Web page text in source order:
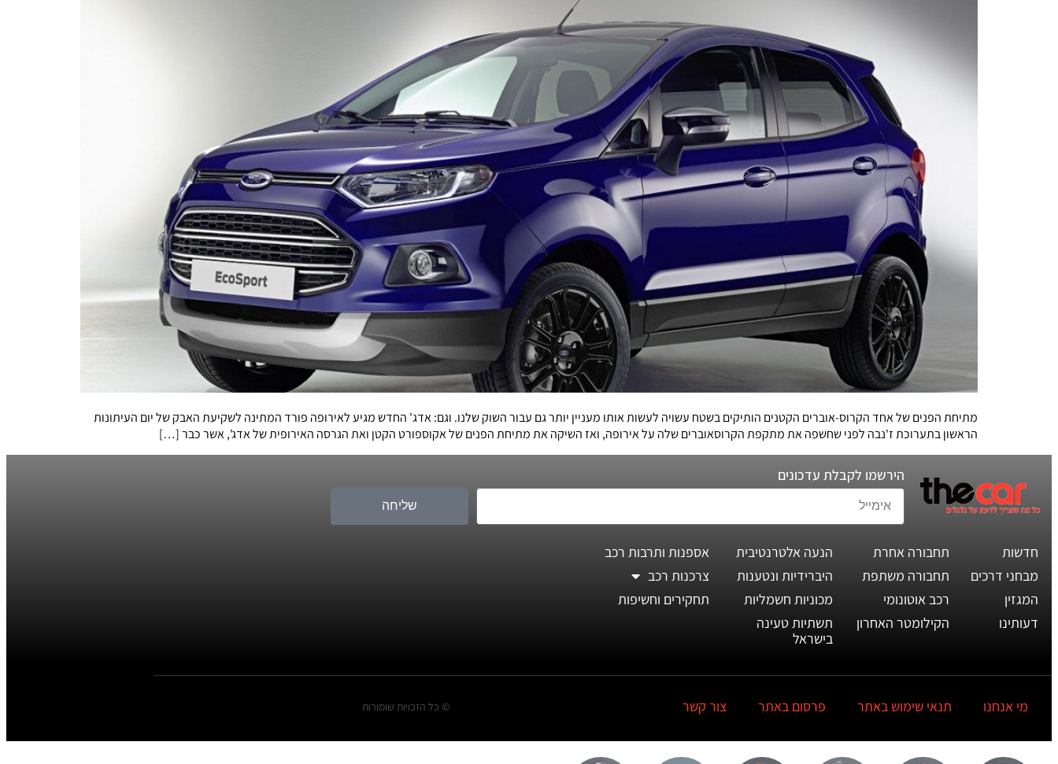
מתיחת הפנים של אחד הקרוס-אוברים הקטנים הותיקים בשטח עשויה לעשות אותו מעניין יותר גם עבור השוק שלנו. וגם: אדג' החדש מגיע לאירופה פורד המתינה לשקיעת האבק של יום העיתונות
הראשון בתערוכת ז'נבה לפני שחשפה את מתקפת הקרוסאוברים שלה על אירופה, ואז השיקה את מתיחת הפנים של אקוספורט הקטן ואת הגרסה האירופית של אדג', אשר כבר […]
הירשמו לקבלת עדכונים
שליחה
חדשות
מבחני דרכים
המגזין
דעותינו
תחבורה אחרת
תחבורה משתפת
רכב אוטונומי
הקילומטר האחרון
הנעה אלטרנטיבית
היברידיות ונטענות
מכוניות חשמליות
תשתיות טעינה
בישראל
אספנות ותרבות רכב
צרכנות רכב
תחקירים וחשיפות
מי אנחנו תנאי שימוש באתר פרסום באתר צור קשר © כל הזכויות שומורות